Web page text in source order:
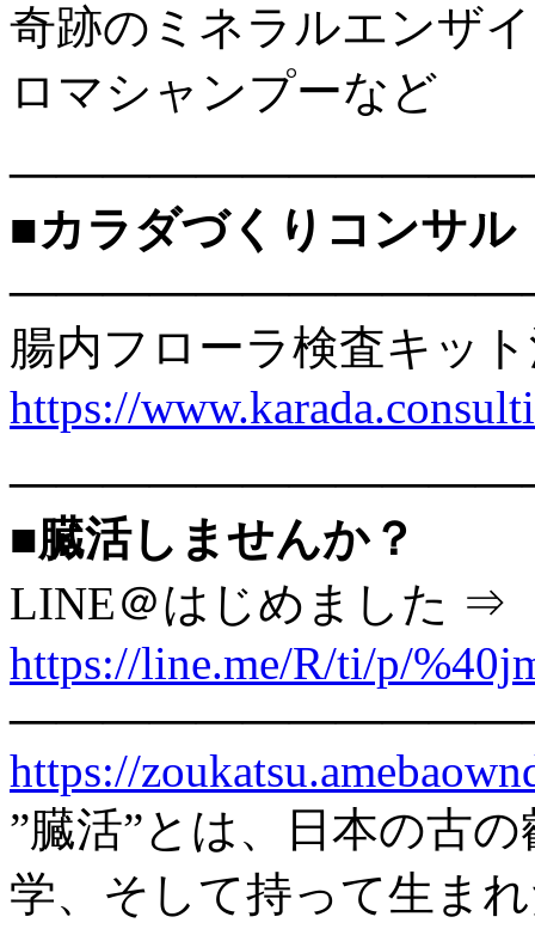
奇跡のミネラルエンザ
ロマシャンプーなど
■カラダづくりコンサル
腸内フローラ検査キッ
https://
■臓活しませんか？
LINE＠はじめました ⇒
https://line.me/R/ti/p/
https://
”臓活”とは、日本の古
学、そして持って生ま